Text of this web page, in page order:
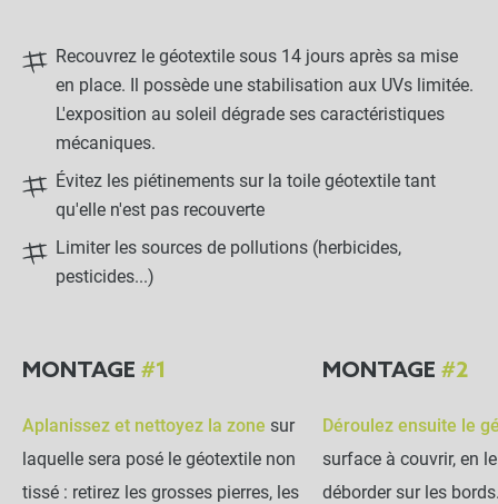
Recouvrez le géotextile sous 14 jours après sa mise
en place. Il possède une stabilisation aux UVs limitée.
L'exposition au soleil dégrade ses caractéristiques
mécaniques.
Évitez les piétinements sur la toile géotextile tant
qu'elle n'est pas recouverte
Limiter les sources de pollutions (herbicides,
pesticides...)
MONTAGE #1
Aplanissez et nettoyez la zone sur
laquelle sera posé le géotextile non
tissé : retirez les grosses pierres, les
MONTAGE #2
Déroulez ensuite le
surface à couvrir, en
déborder sur les